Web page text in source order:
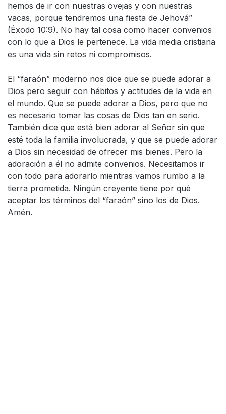
hemos de ir con nuestras ovejas y con nuestras
vacas, porque tendremos una fiesta de Jehová”
(Éxodo 10:9). No hay tal cosa como hacer convenios
con lo que a Dios le pertenece. La vida media cristiana
es una vida sin retos ni compromisos.
El “faraón” moderno nos dice que se puede adorar a
Dios pero seguir con hábitos y actitudes de la vida en
el mundo. Que se puede adorar a Dios, pero que no
es necesario tomar las cosas de Dios tan en serio.
También dice que está bien adorar al Señor sin que
esté toda la familia involucrada, y que se puede adorar
a Dios sin necesidad de ofrecer mis bienes. Pero la
adoración a él no admite convenios. Necesitamos ir
con todo para adorarlo mientras vamos rumbo a la
tierra prometida. Ningún creyente tiene por qué
aceptar los términos del “faraón” sino los de Dios.
Amén.